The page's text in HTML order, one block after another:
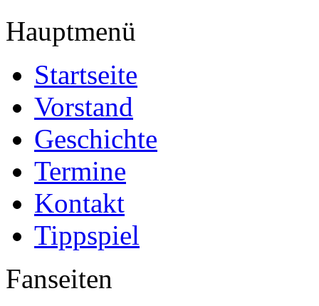
Hauptmenü
Startseite
Vorstand
Geschichte
Termine
Kontakt
Tippspiel
Fanseiten